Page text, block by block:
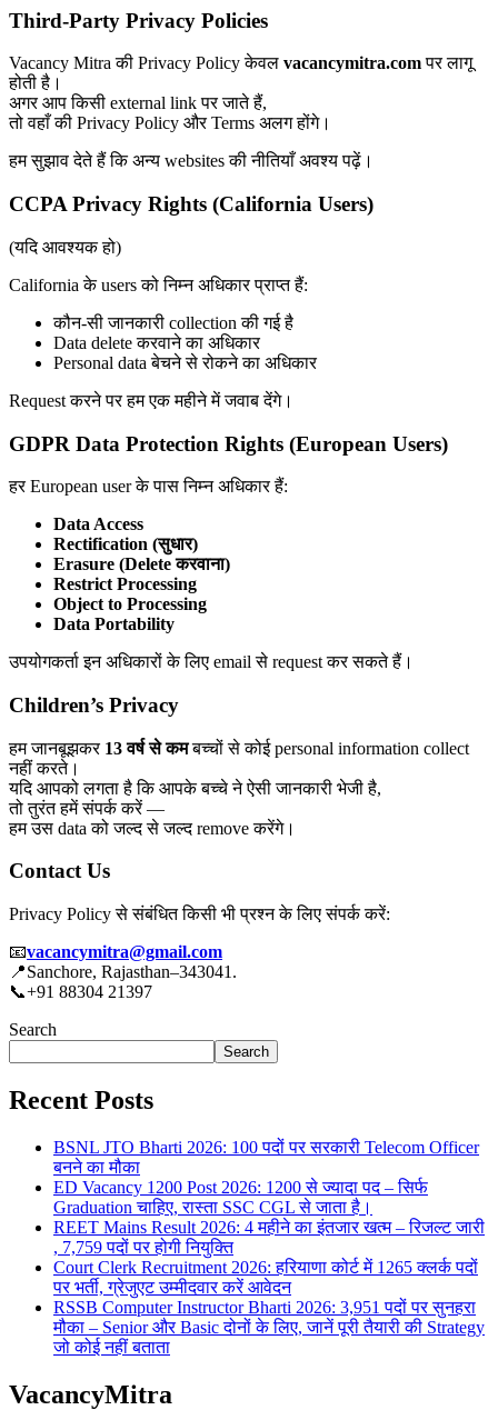
Third-Party Privacy Policies
Vacancy Mitra की Privacy Policy केवल vacancymitra.comपर लागू
होती है।
अगर आप किसी external link पर जाते हैं,
तो वहाँ की Privacy Policy और Terms अलग होंगे।
हम सुझाव देते हैं कि अन्य websites की नीतियाँ अवश्य पढ़ें।
CCPA Privacy Rights (California Users)
(यदि आवश्यक हो)
California के users को निम्न अधिकार प्राप्त हैं:
कौन-सी जानकारी collection की गई है
Data delete करवाने का अधिकार
Personal data बेचने से रोकने का अधिकार
Request करने पर हम एक महीने में जवाब देंगे।
GDPR Data Protection Rights (European Users)
हर European user के पास निम्न अधिकार हैं:
Data Access
Rectification (सुधार)
Erasure (Delete करवाना)
Restrict Processing
Object to Processing
Data Portability
उपयोगकर्ता इन अधिकारों के लिए email से request कर सकते हैं।
Children’s Privacy
हम जानबूझकर 13 वर्ष से कमबच्चों से कोई personal information collect
नहीं करते।
यदि आपको लगता है कि आपके बच्चे ने ऐसी जानकारी भेजी है,
तो तुरंत हमें संपर्क करें —
हम उस data को जल्द से जल्द remove करेंगे।
Contact Us
Privacy Policy से संबंधित किसी भी प्रश्न के लिए संपर्क करें:
📧vacancymitra@gmail.com
📍Sanchore, Rajasthan–343041.
📞+91 88304 21397
Search
Search
Recent Posts
BSNL JTO Bharti 2026: 100 पदों पर सरकारी Telecom Officer
बनने का मौका
ED Vacancy 1200 Post 2026: 1200 से ज्यादा पद – सिर्फ
Graduation चाहिए, रास्ता SSC CGL से जाता है।
REET Mains Result 2026: 4 महीने का इंतजार खत्म – रिजल्ट जारी
, 7,759 पदों पर होगी नियुक्ति
Court Clerk Recruitment 2026: हरियाणा कोर्ट में 1265 क्लर्क पदों
पर भर्ती, ग्रेजुएट उम्मीदवार करें आवेदन
RSSB Computer Instructor Bharti 2026: 3,951 पदों पर सुनहरा
मौका – Senior और Basic दोनों के लिए, जानें पूरी तैयारी की Strategy
जो कोई नहीं बताता
VacancyMitra